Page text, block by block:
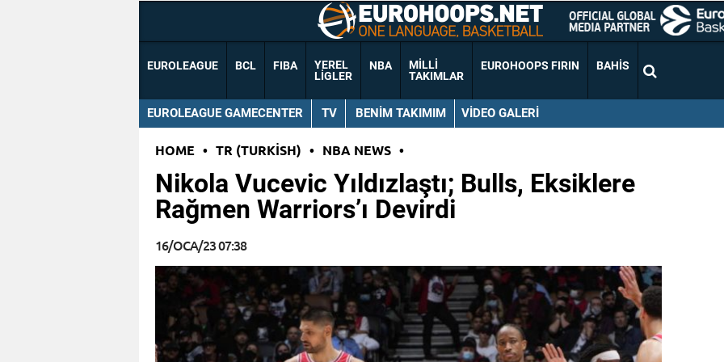
EUROLEAGUE BCL FIBA
YEREL
LIGLER
NBA
MILLI
TAKIMLAR
EUROHOOPS FIRIN BAHIS
EUROLEAGUE GAMECENTER TV BENIM TAKIMIM VIDEO GALERI
HOME • TR (TURKISH) • NBA NEWS •
Nikola Vucevic Yıldızlaştı; Bulls, Eksiklere
Rağmen Warriors’ı Devirdi
16/OCA/23 07:38